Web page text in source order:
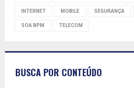
INTERNET MOBILE SEGURANÇA
SOA BPM TELECOM
BUSCA POR CONTEÚDO